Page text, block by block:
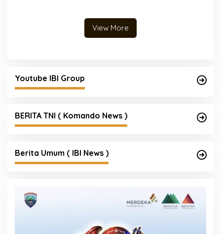
View More
Youtube IBI Group
BERITA TNI ( Komando News )
Berita Umum ( IBI News )